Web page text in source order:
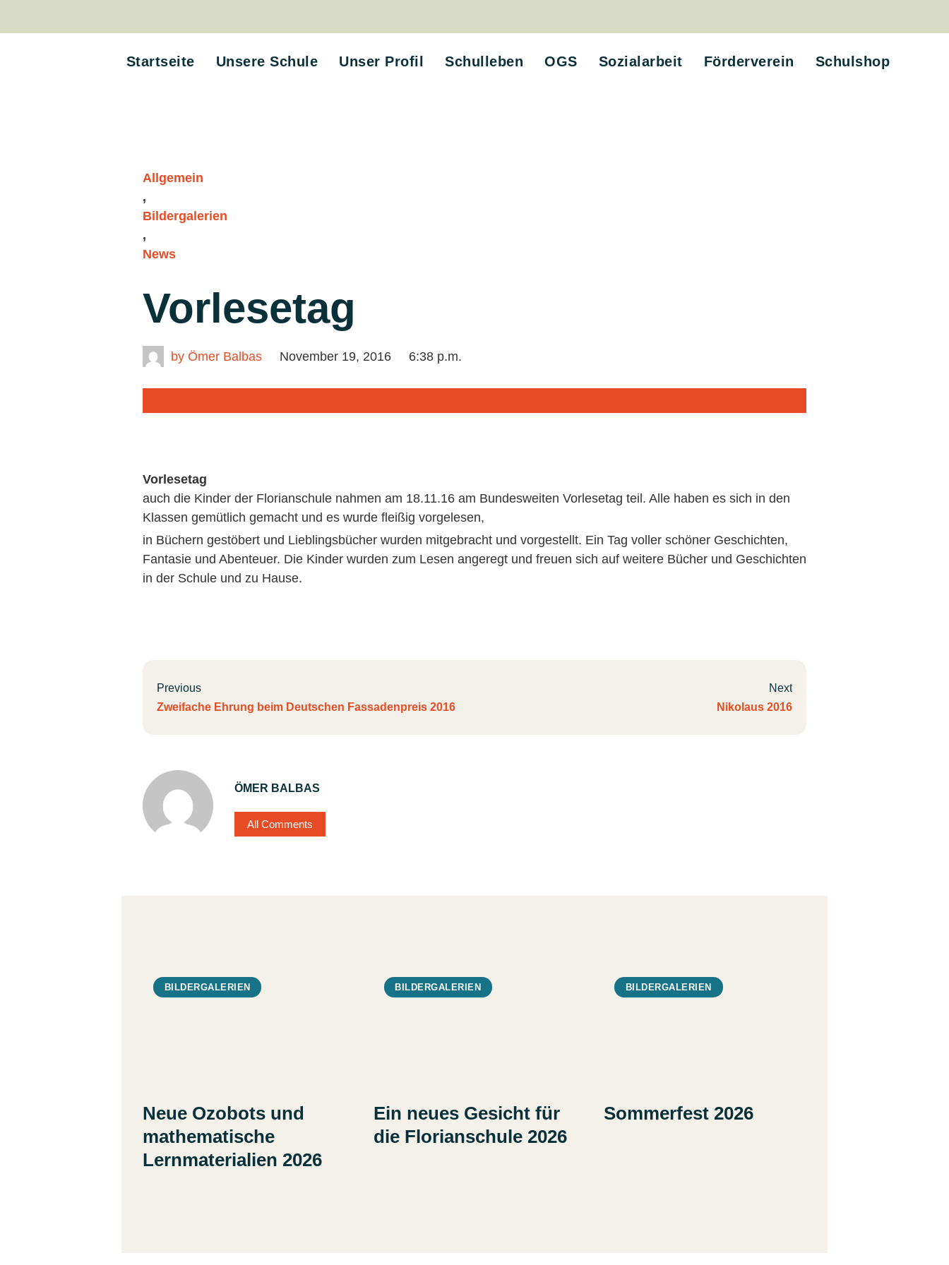
Startseite Unsere Schule Unser Profil Schulleben OGS Sozialarbeit Förderverein Schulshop
Allgemein
,
Bildergalerien
,
News
Vorlesetag
by Ömer Balbas November 19, 2016 6:38 p.m.
Vorlesetag
auch die Kinder der Florianschule nahmen am 18.11.16 am Bundesweiten Vorlesetag teil. Alle haben es sich in den
Klassen gemütlich gemacht und es wurde fleißig vorgelesen,
in Büchern gestöbert und Lieblingsbücher wurden mitgebracht und vorgestellt. Ein Tag voller schöner Geschichten,
Fantasie und Abenteuer. Die Kinder wurden zum Lesen angeregt und freuen sich auf weitere Bücher und Geschichten
in der Schule und zu Hause.
Previous
Zweifache Ehrung beim Deutschen Fassadenpreis 2016
Next
Nikolaus 2016
ÖMER BALBAS
All Comments
BILDERGALERIEN
Neue Ozobots und
mathematische
Lernmaterialien 2026
BILDERGALERIEN
Ein neues Gesicht für
die Florianschule 2026
BILDERGALERIEN
Sommerfest 2026